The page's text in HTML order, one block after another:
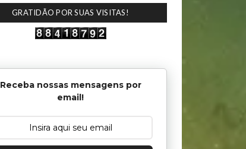
GRATIDÃO POR SUAS VISITAS!
Receba nossas mensagens por
email!